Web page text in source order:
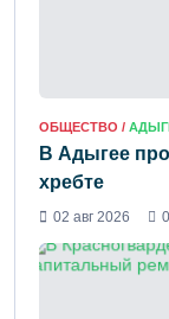
ОБЩЕСТВО /
В Адыгее
хребте
02 авг 2026 0